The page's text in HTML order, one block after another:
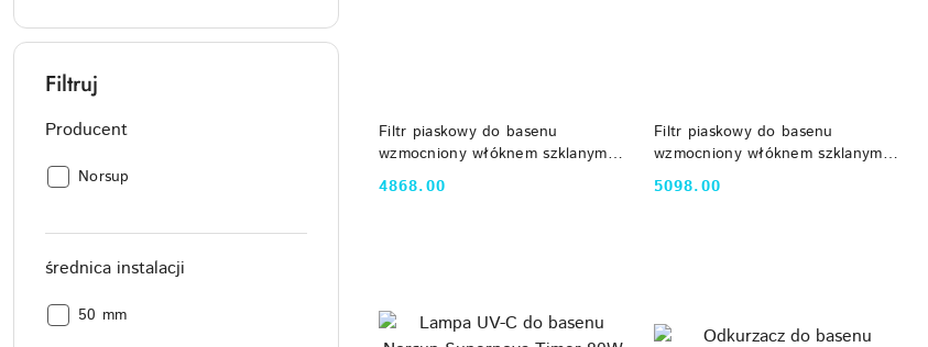
Filtruj
Producent
Producent:
Norsup
średnica instalacji
średnica
50 mm
Filtr piaskowy do basenu
wzmocniony włóknem szklanym
Supra V3 500 SM; 2,5 bar
Cena:
4868.00
DO KOSZYKA
Filtr piaskowy do basenu
wzmocniony włóknem szklanym
Supra V3 600 SM; 2,5 bar
Cena:
5098.00
DO KOSZYKA